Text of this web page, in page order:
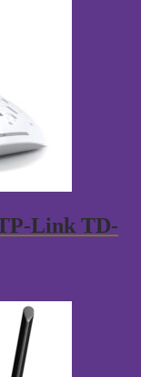
Link TD-